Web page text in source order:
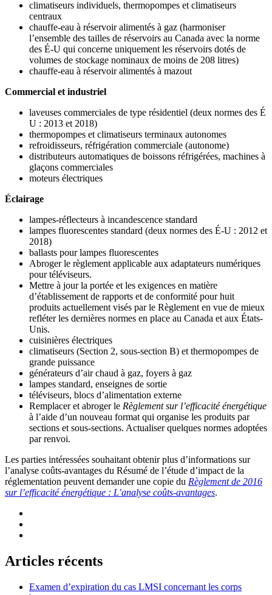
climatiseurs individuels, thermopompes et climatiseurs
centraux
chauffe-eau à réservoir alimentés à gaz (harmoniser
l’ensemble des tailles de réservoirs au Canada avec la norme
des É-U qui concerne uniquement les réservoirs dotés de
volumes de stockage nominaux de moins de 208 litres)
chauffe-eau à réservoir alimentés à mazout
Commercial et industriel
laveuses commerciales de type résidentiel (deux normes des É
U : 2013 et 2018)
thermopompes et climatiseurs terminaux autonomes
refroidisseurs, réfrigération commerciale (autonome)
distributeurs automatiques de boissons réfrigérées, machines à
glaçons commerciales
moteurs électriques
Éclairage
lampes-réflecteurs à incandescence standard
lampes fluorescentes standard (deux normes des É-U : 2012 et
2018)
ballasts pour lampes fluorescentes
Abroger le règlement applicable aux adaptateurs numériques
pour téléviseurs.
Mettre à jour la portée et les exigences en matière
d’établissement de rapports et de conformité pour huit
produits actuellement visés par le Règlement en vue de mieux
refléter les dernières normes en place au Canada et aux États-
Unis.
cuisinières électriques
climatiseurs (Section 2, sous-section B) et thermopompes de
grande puissance
générateurs d’air chaud à gaz, foyers à gaz
lampes standard, enseignes de sortie
téléviseurs, blocs d’alimentation externe
Remplacer et abroger le Règlement sur l’efficacité énergétique
à l’aide d’un nouveau format qui organise les produits par
sections et sous-sections. Actualiser quelques normes adoptées
par renvoi.
Les parties intéressées souhaitant obtenir plus d’informations sur
l’analyse coûts-avantages du Résumé de l’étude d’impact de la
réglementation peuvent demander une copie du Règlement de 2016
sur l’efficacité énergétique : L’analyse coûts-avantages.
Articles récents
Examen d’expiration du cas LMSI concernant les corps